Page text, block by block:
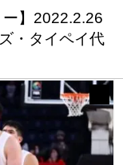
ー】2022.2.26
・タイペイ代